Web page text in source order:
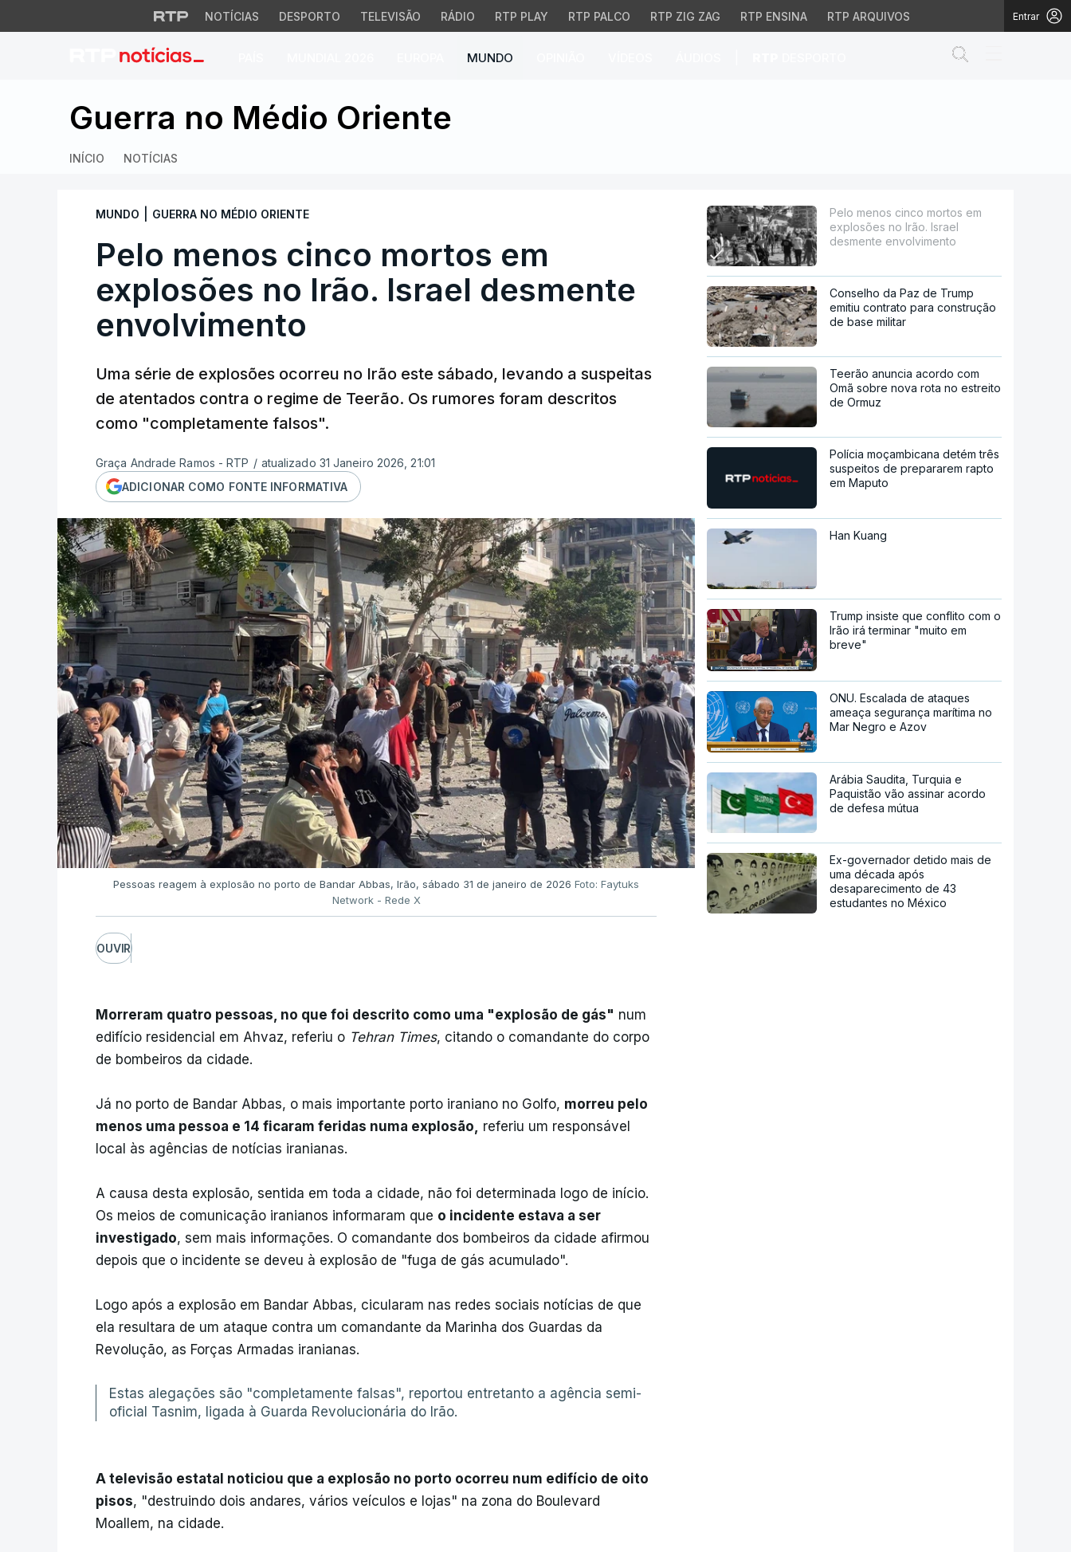
NOTÍCIAS DESPORTO TELEVISÃO RÁDIO RTP PLAY RTP PALCO RTP ZIG ZAG RTP ENSINA RTP ARQUIVOS Entrar
MUNDO
Pelo menos cinco mortos em explosões no Irão. Israel desmente
Guerra no Médio Oriente
INÍCIO NOTÍCIAS
MUNDO GUERRA NO MÉDIO ORIENTE
Pelo menos cinco mortos em
explosões no Irão. Israel desmente
envolvimento
Uma série de explosões ocorreu no Irão este sábado, levando a suspeitas
de atentados contra o regime de Teerão. Os rumores foram descritos
como "completamente falsos".
Graça Andrade Ramos - RTP / atualizado 31 Janeiro 2026, 21:01
ADICIONAR COMO FONTE INFORMATIVA
Pessoas reagem à explosão no porto de Bandar Abbas, Irão, sábado 31 de janeiro de 2026 Foto: Faytuks
Network - Rede X
OUVIR
Morreram quatro pessoas, no que foi descrito como uma "explosão de gás" num
edifício residencial em Ahvaz, referiu o Tehran Times, citando o comandante do corpo
de bombeiros da cidade.
Já no porto de Bandar Abbas, o mais importante porto iraniano no Golfo, morreu pelo
menos uma pessoa e 14 ficaram feridas numa explosão, referiu um responsável
local às agências de notícias iranianas.
A causa desta explosão, sentida em toda a cidade, não foi determinada logo de início.
Os meios de comunicação iranianos informaram que o incidente estava a ser
investigado, sem mais informações. O comandante dos bombeiros da cidade afirmou
depois que o incidente se deveu à explosão de "fuga de gás acumulado".
Logo após a explosão em Bandar Abbas, cicularam nas redes sociais notícias de que
ela resultara de um ataque contra um comandante da Marinha dos Guardas da
Revolução, as Forças Armadas iranianas.
Estas alegações são "completamente falsas", reportou entretanto a agência semi-
oficial Tasnim, ligada à Guarda Revolucionária do Irão.
A televisão estatal noticiou que a explosão no porto ocorreu num edifício de oito
pisos, "destruindo dois andares, vários veículos e lojas" na zona do Boulevard
Moallem, na cidade.
Pelo menos cinco mortos em
explosões no Irão. Israel
desmente envolvimento
Conselho da Paz de Trump
emitiu contrato para construção
de base militar
Teerão anuncia acordo com
Omã sobre nova rota no estreito
de Ormuz
Polícia moçambicana detém três
suspeitos de prepararem rapto
em Maputo
Han Kuang
Trump insiste que conflito com o
Irão irá terminar "muito em
breve"
ONU. Escalada de ataques
ameaça segurança marítima no
Mar Negro e Azov
Arábia Saudita, Turquia e
Paquistão vão assinar acordo
de defesa mútua
Ex-governador detido mais de
uma década após
desaparecimento de 43
estudantes no México